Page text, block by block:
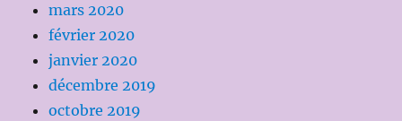
mars 2020
février 2020
janvier 2020
décembre 2019
octobre 2019